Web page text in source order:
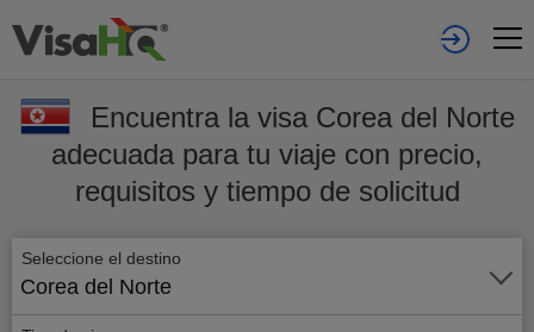
Encuentra la visa Corea del Norte
adecuada para tu viaje con precio,
requisitos y tiempo de solicitud
Seleccione el destino
Corea del Norte